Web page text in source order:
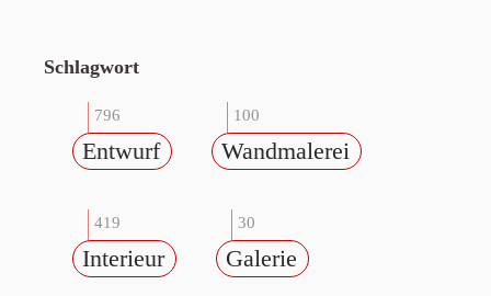
Schlagwort
796
Entwurf
100
Wandmalerei
419
Interieur
30
Galerie